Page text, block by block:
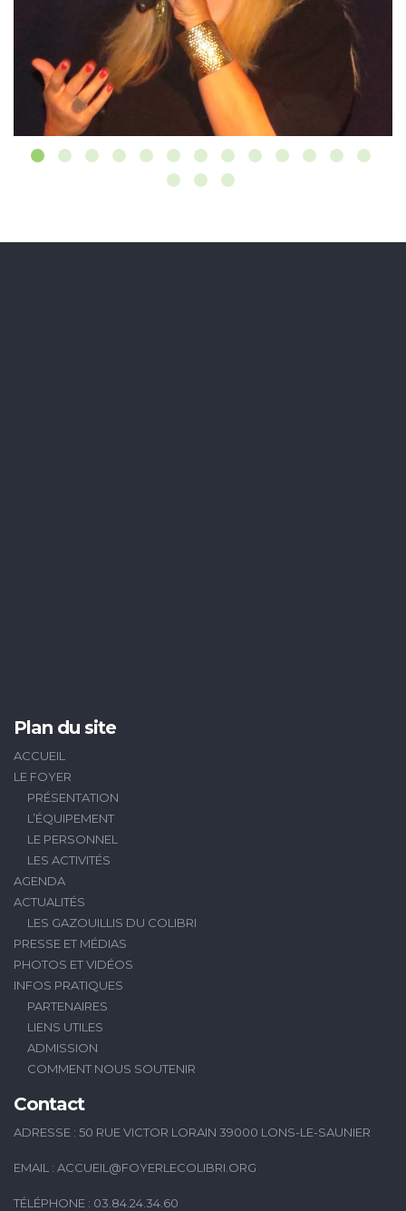
Plan du site
ACCUEIL
LE FOYER
PRÉSENTATION
L’ÉQUIPEMENT
LE PERSONNEL
LES ACTIVITÉS
AGENDA
ACTUALITÉS
LES GAZOUILLIS DU COLIBRI
PRESSE ET MÉDIAS
PHOTOS ET VIDÉOS
INFOS PRATIQUES
PARTENAIRES
LIENS UTILES
ADMISSION
COMMENT NOUS SOUTENIR
Contact
ADRESSE : 50 RUE VICTOR LORAIN 39000 LONS-LE-SAUNIER
EMAIL : ACCUEIL@FOYERLECOLIBRI.ORG
TÉLÉPHONE : 03.84.24.34.60